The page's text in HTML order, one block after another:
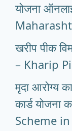
योजना
खरीप पीक
– Kharip
मृदा आरोग्य
कार्ड
Scheme